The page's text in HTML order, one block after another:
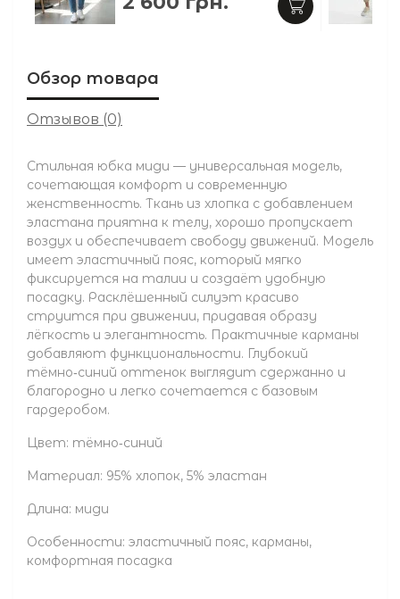
Обзор товара
Отзывов (0)
Стильная юбка миди — универсальная модель,
сочетающая комфорт и современную
женственность. Ткань из хлопка с добавлением
эластана приятна к телу, хорошо пропускает
воздух и обеспечивает свободу движений. Модель
имеет эластичный пояс, который мягко
фиксируется на талии и создаёт удобную
посадку. Расклёшенный силуэт красиво
струится при движении, придавая образу
лёгкость и элегантность. Практичные карманы
добавляют функциональности. Глубокий
тёмно‑синий оттенок выглядит сдержанно и
благородно и легко сочетается с базовым
гардеробом.
Цвет: тёмно‑синий
Материал: 95% хлопок, 5% эластан
Длина: миди
Особенности: эластичный пояс, карманы,
комфортная посадка